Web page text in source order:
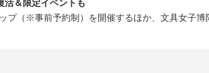
活＆限定イベントも
プ（※事前予約制）を開催するほか、文具女子博